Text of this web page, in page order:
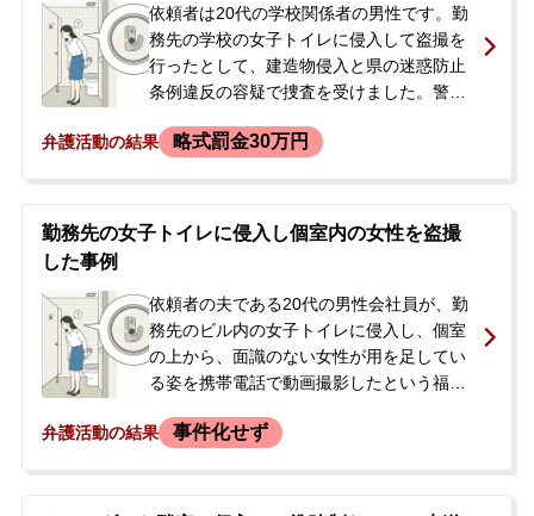
依頼者は20代の学校関係者の男性です。勤
務先の学校の女子トイレに侵入して盗撮を
行ったとして、建造物侵入と県の迷惑防止
条例違反の容疑で捜査を受けました。警察
れましたが、その時点ではデータは消去さ
た。過去に当事務所に依頼されたことがあ
り、今回はご家族から直接弁護士に連絡が
ついて不安を感じ、相談のうえ、即日依頼
されました。
弁護活動の結果 略式罰金30万円
勤務先の女子トイレに侵入し個室内の女性を盗撮
した事例
依頼者の夫である20代の男性会社員が、勤
務先のビル内の女子トイレに侵入し、個室
の上から、面識のない女性が用を足してい
る姿を携帯電話で動画撮影したという福岡
す。警察に発覚し、携帯電話は押収されま
弁護活動の結果 事件化せず